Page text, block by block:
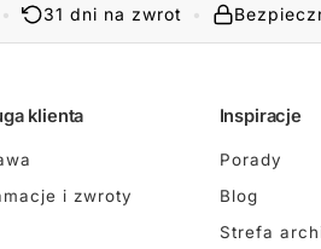
• 31 dni na zwrot •
klienta
i zwroty
Inspiracje
Porady
Blog
Strefa